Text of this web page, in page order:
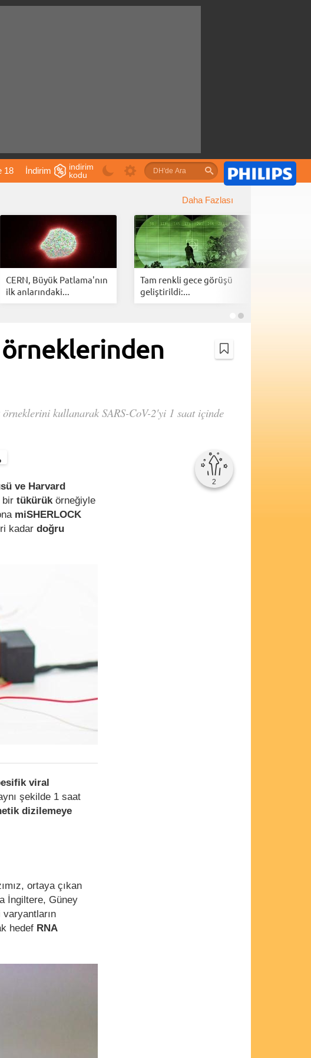
18 İndirim
Önerileri
indirim
kodu
Daha Fazlası
CERN, Büyük Patlama'nın
ilk anlarındaki...
Tam renkli gece görüşü
geliştirildi:...
örneklerinden
kullanarak SARS-CoV-2'yi 1 saat içinde
2
ve Harvard
bir tükürükörneğiyle
miSHERLOCK
kadar doğru
viral
şekilde 1 saat
dizilemeye
ortaya çıkan
İngiltere, Güney
hedef RNA